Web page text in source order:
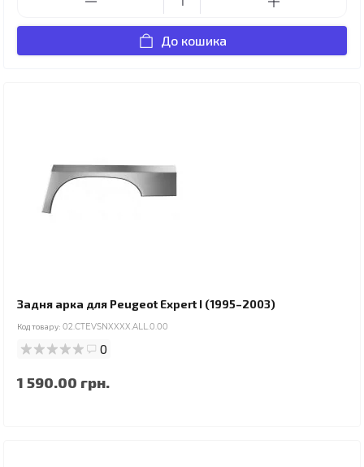
До кошика
Задня арка для Peugeot Expert I (1995–2003)
Код товару: 02.CTEVSNXXXX.ALL.0.00
0
1 590.00 грн.